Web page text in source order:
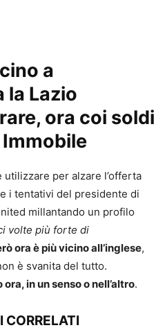
a
la Lazio
ora coi soldi
per alzare l’offerta
i tentativi del presidente di
millantando un profilo
volte più forte di
ora è più vicino all’inglese,
è svanita del tutto.
in un senso o nell’altro.
CORRELATI